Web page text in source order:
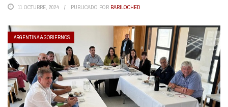
11 OCTUBRE, 2024 PUBLICADO POR BARILOCHED
ARGENTINA & GOBIERNOS